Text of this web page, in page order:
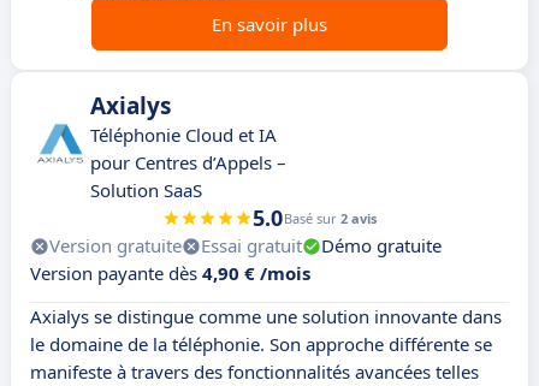
En savoir plus
Axialys
Téléphonie Cloud et IA
pour Centres d’Appels –
Solution SaaS
5.0Basé sur 2 avis
Version gratuite Essai gratuit
Démo gratuite
Version payante dès 4,90 € /mois
Axialys se distingue comme une solution innovante dans
le domaine de la téléphonie. Son approche différente se
manifeste à travers des fonctionnalités avancées telles